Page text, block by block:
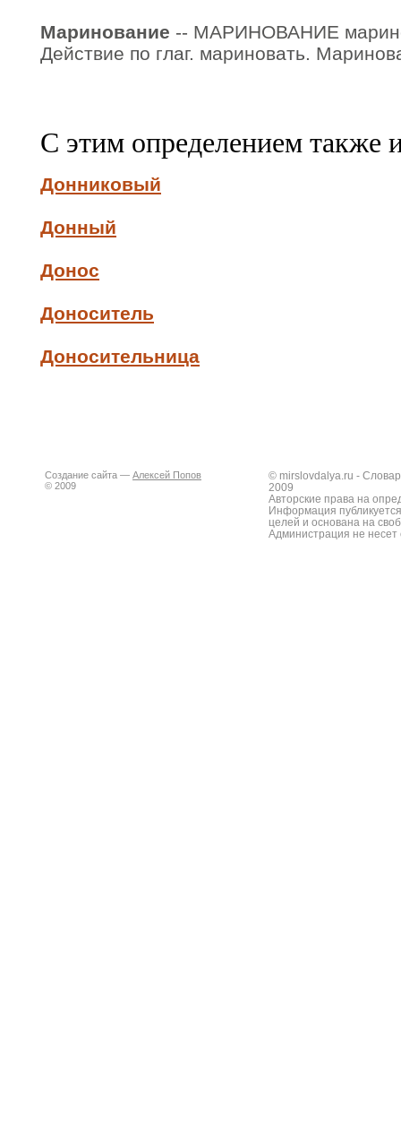
Маринование -- МАРИНОВАНИЕ
Действие по глаг. мариновать.
С этим определением также
Донниковый
Донный
Донос
Доноситель
Доносительница
Создание сайта — Алексей Попов
© 2009
© mirslovdalya.ru -
2009
Авторские права на
Информация
целей и основана на
Администрация не несет